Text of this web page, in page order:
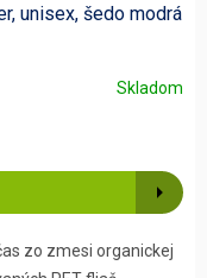
unisex, šedo modrá
Skladom
zo zmesi organickej